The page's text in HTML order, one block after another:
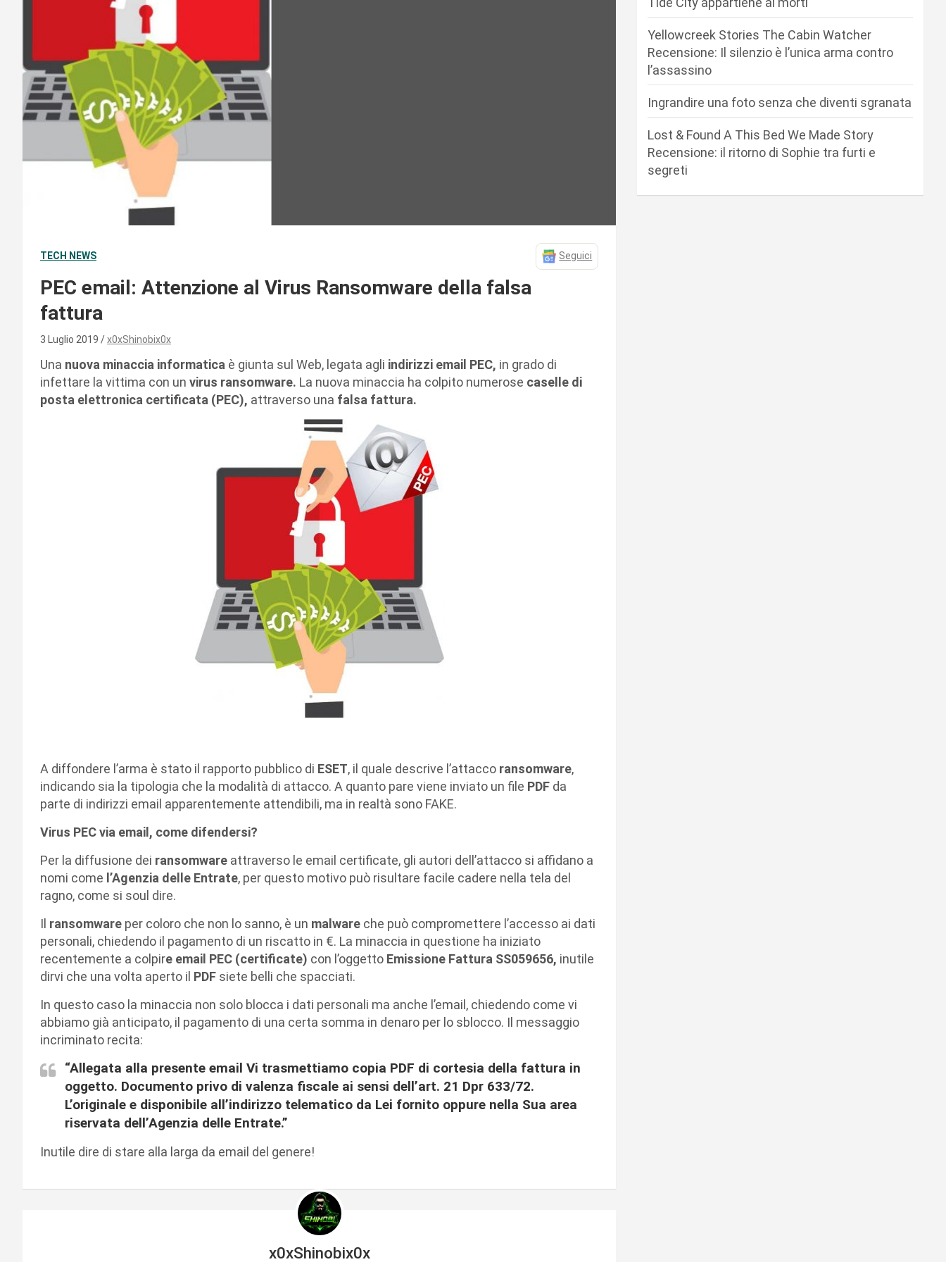
TECH NEWS Seguici
PEC email: Attenzione al Virus Ransomware della falsa
fattura
3 Luglio 2019 x0xShinobix0x
Una nuova minaccia informatica è giunta sul Web, legata agli indirizzi email PEC, in grado di
infettare la vittima con un virus ransomware. La nuova minaccia ha colpito numerose caselle di
posta elettronica certificata (PEC), attraverso una falsa fattura.
A diffondere l’arma è stato il rapporto pubblico di ESET, il quale descrive l’attacco ransomware,
indicando sia la tipologia che la modalità di attacco. A quanto pare viene inviato un file PDF da
parte di indirizzi email apparentemente attendibili, ma in realtà sono FAKE.
Virus PEC via email, come difendersi?
Per la diffusione dei ransomware attraverso le email certificate, gli autori dell’attacco si affidano a
nomi come l’Agenzia delle Entrate, per questo motivo può risultare facile cadere nella tela del
ragno, come si soul dire.
Il ransomware per coloro che non lo sanno, è un malware che può compromettere l’accesso ai dati
personali, chiedendo il pagamento di un riscatto in €. La minaccia in questione ha iniziato
recentemente a colpire email PEC (certificate) con l’oggetto Emissione Fattura SS059656, inutile
dirvi che una volta aperto il PDF siete belli che spacciati.
In questo caso la minaccia non solo blocca i dati personali ma anche l’email, chiedendo come vi
abbiamo già anticipato, il pagamento di una certa somma in denaro per lo sblocco. Il messaggio
incriminato recita:
“Allegata alla presente email Vi trasmettiamo copia PDF di cortesia della fattura in
oggetto. Documento privo di valenza fiscale ai sensi dell’art. 21 Dpr 633/72.
L’originale e disponibile all’indirizzo telematico da Lei fornito oppure nella Sua area
riservata dell’Agenzia delle Entrate.”
Inutile dire di stare alla larga da email del genere!
x0xShinobix0x
Yellowcreek Stories The Cabin Watcher
Recensione: Il silenzio è l’unica arma contro
l’assassino
Ingrandire una foto senza che diventi sgranata
Lost & Found A This Bed We Made Story
Recensione: il ritorno di Sophie tra furti e
segreti